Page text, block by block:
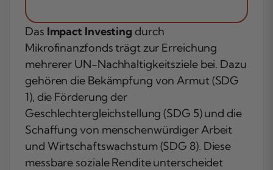
Das Impact Investing durch
Mikrofinanzfonds trägt zur Erreichung
mehrerer UN-Nachhaltigkeitsziele bei. Dazu
gehören die Bekämpfung von Armut (SDG
1), die Förderung der
Geschlechtergleichstellung (SDG 5) und die
Schaffung von menschenwürdiger Arbeit
und Wirtschaftswachstum (SDG 8). Diese
messbare soziale Rendite unterscheidet